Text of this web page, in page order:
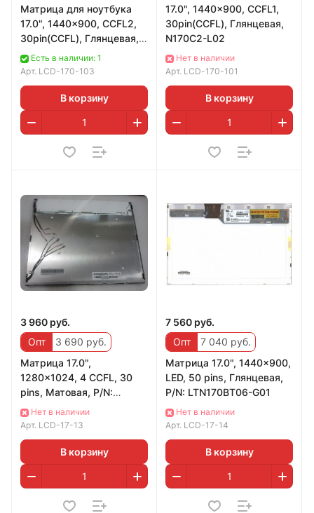
Матрица для ноутбука
17.0", 1440x900, CCFL2,
30pin(CCFL), Глянцевая,
B170PW04
Есть в наличии: 1
Арт. LCD-170-103
В корзину
17.0", 1440x900, CCFL1,
30pin(CCFL), Глянцевая,
N170C2-L02
Нет в наличии
Арт. LCD-170-101
В корзину
3 960 руб.
Опт
3 690 руб.
Матрица 17.0",
1280x1024, 4 CCFL, 30
pins, Матовая, P/N:
M170EG02 V3,
QD17EL0711
Нет в наличии
Арт. LCD-17-13
В корзину
7 560 руб.
Опт
7 040 руб.
Матрица 17.0", 1440x900,
LED, 50 pins, Глянцевая,
P/N: LTN170BT06-G01
Нет в наличии
Арт. LCD-17-14
В корзину